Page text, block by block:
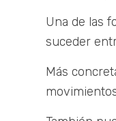
Una de las
suceder
Más